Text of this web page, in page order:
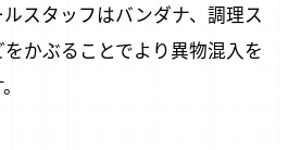
スタッフはバンダナ、調理ス
かぶることでより異物混入を